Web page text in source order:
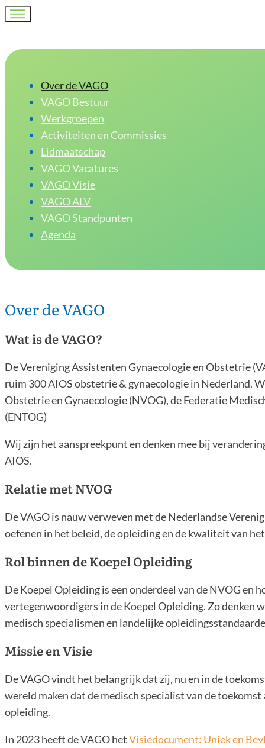
Over de VAGO
VAGO Bestuur
Werkgroepen
Activiteiten en Commissies
Lidmaatschap
VAGO Vacatures
VAGO Visie
VAGO ALV
VAGO Standpunten
Agenda
Over de VAGO
Wat is de VAGO?
De Vereniging Assistenten Gynaecologie en Obstetrie
ruim 300 AIOS obstetrie & gynaecologie in Nederland.
Obstetrie en Gynaecologie (NVOG), de Federatie
(ENTOG)
Wij zijn het aanspreekpunt en denken mee bij
AIOS.
Relatie met NVOG
De VAGO is nauw verweven met de Nederlandse
oefenen in het beleid, de opleiding en de kwaliteit van
Rol binnen de Koepel Opleiding
De Koepel Opleiding is een onderdeel van de NVOG
vertegenwoordigers in de Koepel Opleiding. Zo denken
medisch specialismen en landelijke
Missie en Visie
De VAGO vindt het belangrijk dat zij, nu en in de
wereld maken dat de medisch specialist van de
opleiding.
In 2023 heeft de VAGO hetVisiedocument: Uniek en